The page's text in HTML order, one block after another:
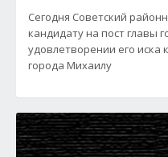
Сегодня Советский
кандидату на пост главы
удовлетворении его иска
города Михаилу